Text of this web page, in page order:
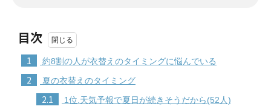
目次
1 約8割の人が衣替えのタイミングに悩んでいる
2 夏の衣替えのタイミング
2.1 1位.天気予報で夏日が続きそうだから(52人)